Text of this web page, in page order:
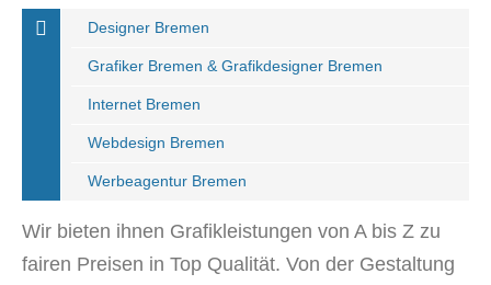
Designer Bremen
Grafiker Bremen & Grafikdesigner Bremen
Internet Bremen
Webdesign Bremen
Werbeagentur Bremen
Wir bieten ihnen Grafikleistungen von A bis Z zu
fairen Preisen in Top Qualität. Von der Gestaltung